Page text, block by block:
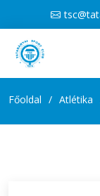
Főoldal Atlétika